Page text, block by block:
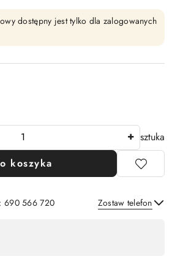
dostępny jest tylko dla zalogowanych
sztuka
koszyka
690 566 720 Zostaw telefon